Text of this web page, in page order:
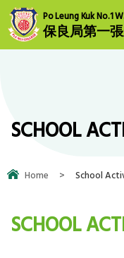
Po Leung Kuk No.1
保良局第一
SCHOOL
Home > School
SCHOOL